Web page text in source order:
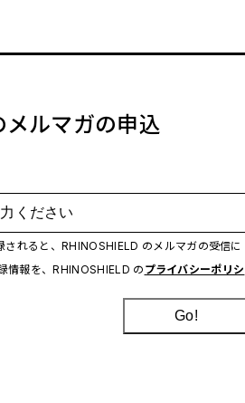
メルマガの申込
ださい
されると、RHINOSHIELD のメルマガの受信に
情報を、RHINOSHIELD の プライバシーポリシ
Go!